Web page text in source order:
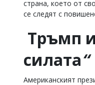
страна, което от
се следят с
Тръмп
силата“
Американският